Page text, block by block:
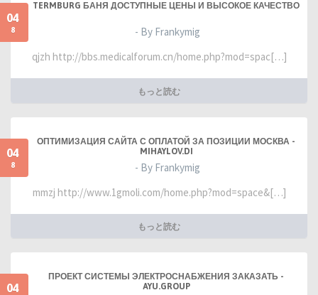
04
8
TERMBURG БАНЯ ДОСТУПНЫЕ ЦЕНЫ И ВЫСОКОЕ КАЧЕСТВО
- By Frankymig
qjzh http://bbs.medicalforum.cn/home.php?mod=spac[…]
もっと読む
04
8
ОПТИМИЗАЦИЯ САЙТА С ОПЛАТОЙ ЗА ПОЗИЦИИ МОСКВА -
MIHAYLOV.DI
- By Frankymig
mmzj http://www.1gmoli.com/home.php?mod=space&[…]
もっと読む
04
ПРОЕКТ СИСТЕМЫ ЭЛЕКТРОСНАБЖЕНИЯ ЗАКАЗАТЬ -
AYU.GROUP